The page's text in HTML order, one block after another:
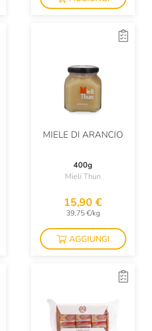
MIELE DI ARANCIO
400g
Mieli Thun
15,90 €
39,75 €/kg
AGGIUNGI